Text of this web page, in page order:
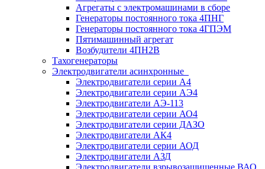
Агрегаты с электромашинами в сборе
Генераторы постоянного тока 4ПНГ
Генераторы постоянного тока 4ГПЭМ
Пятимашинный агрегат
Возбудители 4ПН2В
Тахогенераторы
Электродвигатели асинхронные
Электродвигатели серии А4
Электродвигатели серии АЭ4
Электродвигатели АЭ-113
Электродвигатели серии АО4
Электродвигатели серии ДАЗО
Электродвигатели АК4
Электродвигатели серии АОД
Электродвигатели АЗД
Электродвигатели взрывозащищенные ВАО